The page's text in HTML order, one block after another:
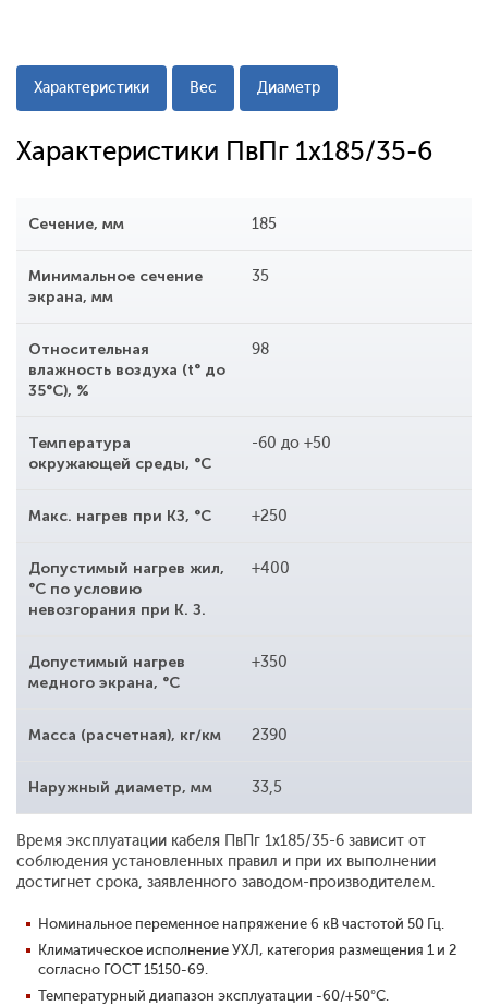
Характеристики Вес Диаметр
Характеристики ПвПг 1x185/35-6
Сечение, мм 185
Минимальное сечение
экрана, мм
35
Относительная
влажность воздуха (t° до
35°С), %
98
Температура
окружающей среды, °С
-60 до +50
Макс. нагрев при КЗ, °С +250
Допустимый нагрев жил,
°С по условию
невозгорания при К. З.
+400
Допустимый нагрев
медного экрана, °С
+350
Масса (расчетная), кг/км 2390
Наружный диаметр, мм 33,5
Время эксплуатации кабеля ПвПг 1x185/35-6 зависит от
соблюдения установленных правил и при их выполнении
достигнет срока, заявленного заводом-производителем.
Номинальное переменное напряжение 6 кВ частотой 50 Гц.
Климатическое исполнение УХЛ, категория размещения 1 и 2
согласно ГОСТ 15150-69.
Температурный диапазон эксплуатации -60/+50°С.